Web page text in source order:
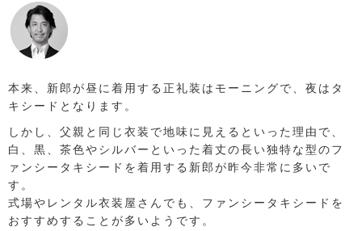
本来、新郎が昼に着用する正礼装はモーニングで、夜はタ
キシードとなります。
しかし、父親と同じ衣装で地味に見えるといった理由で、
白、黒、茶色やシルバーといった着丈の長い独特な型のフ
ァンシータキシードを着用する新郎が昨今非常に多いで
す。
式場やレンタル衣装屋さんでも、ファンシータキシードを
おすすめすることが多いようです。